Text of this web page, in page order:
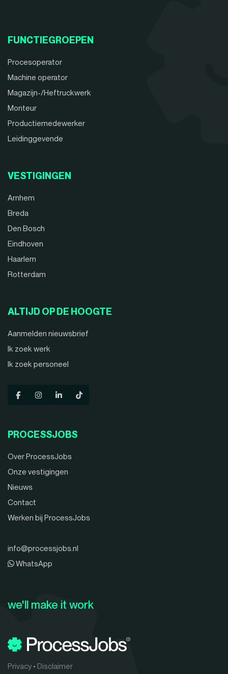
FUNCTIEGROEPEN
Procesoperator
Machine operator
Magazijn-/Heftruckwerk
Monteur
Productiemedewerker
Leidinggevende
VESTIGINGEN
Arnhem
Breda
Den Bosch
Eindhoven
Haarlem
Rotterdam
ALTIJD OP DE HOOGTE
Aanmelden nieuwsbrief
Ik zoek werk
Ik zoek personeel
PROCESSJOBS
Over ProcessJobs
Onze vestigingen
Nieuws
Contact
Werken bij ProcessJobs
info@processjobs.nl
WhatsApp
Privacy• Disclaimer
we'll make it work